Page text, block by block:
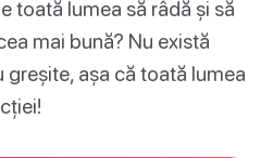
toată lumea să râdă și să
mai bună? Nu există
așa că toată lumea